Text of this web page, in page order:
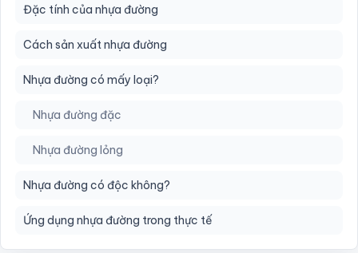
Đặc tính của nhựa đường
Cách sản xuất nhựa đường
Nhựa đường có mấy loại?
Nhựa đường đặc
Nhựa đường lỏng
Nhựa đường có độc không?
Ứng dụng nhựa đường trong thực tế